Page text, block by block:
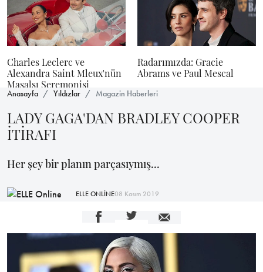
Charles Leclerc ve
Alexandra Saint Mleux'nün
Masalsı Seremonisi
Radarımızda: Gracie
Abrams ve Paul Mescal
Anasayfa Yıldızlar Magazin Haberleri
LADY GAGA'DAN BRADLEY COOPER
İTİRAFI
Her şey bir planın parçasıymış...
ELLE ONLİNE08 Kasım 2019